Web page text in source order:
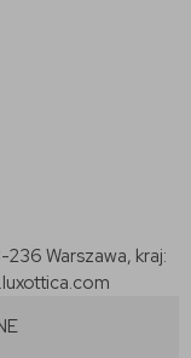
Warszawa, kraj: